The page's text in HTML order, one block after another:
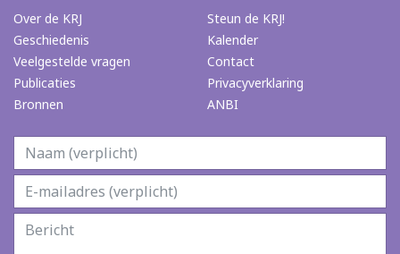
Over de KRJ
Geschiedenis
Veelgestelde vragen
Publicaties
Bronnen
Steun de KRJ!
Kalender
Contact
Privacyverklaring
ANBI